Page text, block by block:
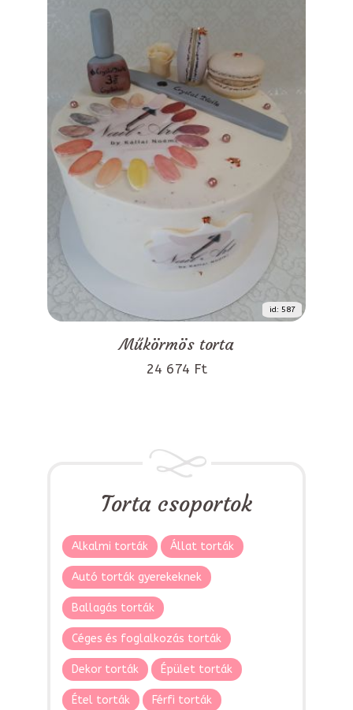
id: 587
Műkörmös torta
24 674 Ft
Torta csoportok
Alkalmi torták Állat torták
Autó torták gyerekeknek
Ballagás torták
Céges és foglalkozás torták
Dekor torták Épület torták
Étel torták Férfi torták